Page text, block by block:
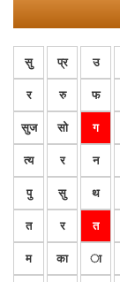
सु प्र उ
र रु फ
सुज सो ग
त्य र न
पु सु थ
त र त
म का ा